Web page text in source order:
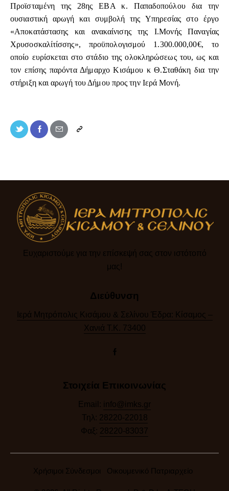
Προϊσταμένη της 28ης ΕΒΑ κ. Παπαδοπούλου δια την
ουσιαστική αρωγή και συμβολή της Υπηρεσίας στο έργο
«Αποκατάστασης και ανακαίνισης της Ι.Μονής Παναγίας
Χρυσοσκαλίτίσσης», προϋπολογισμού 1.300.000,00€, το
οποίο ευρίσκεται στο στάδιο της ολοκληρώσεως του, ως και
τον επίσης παρόντα Δήμαρχο Κισάμου κ Θ.Σταθάκη δια την
στήριξη και αρωγή του Δήμου προς την Ιερά Μονή.
Ευχαριστούμε για την επίσκεψή σας στον ιστότοπό
μας!​
Διεύθυνση
Ιερά Μητρόπολις Κισάμου & Σελίνου Έδρα: Κίσαμος –
Χανιά Τ.Κ. 73400
Στοιχεία Επικοινωνίας
Email: info@imks.gr
Τηλ: 28220-22018
Φαξ: 28220-83037
Χρήσιμοι Σύνδεσμοι Οικουμενικό Πατριαρχείο